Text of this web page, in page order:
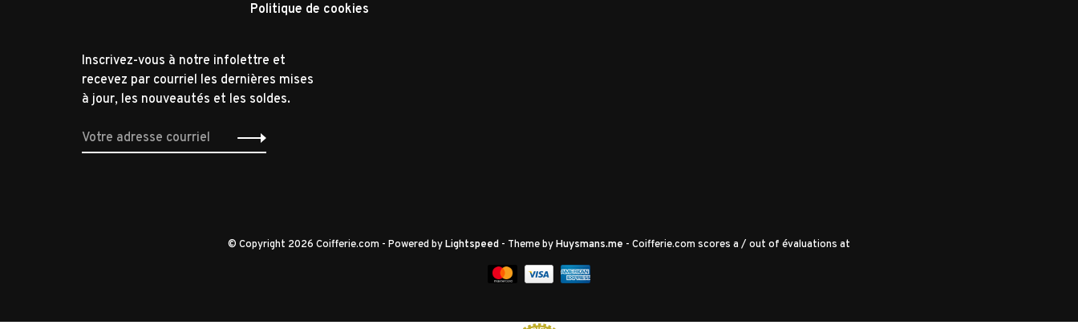
Politique de cookies
Inscrivez-vous à notre infolettre et
recevez par courriel les dernières mises
à jour, les nouveautés et les soldes.
© Copyright 2026 Coifferie.com - Powered byLightspeed - Theme byHuysmans.me - Coifferie.com scores a / out of évaluations at